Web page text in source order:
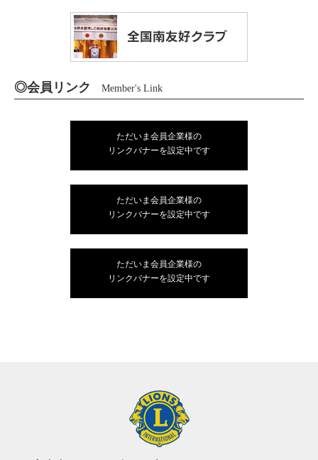
◎会員リンク Member's Link
ただいま会員企業様の
リンクバナーを設定中です
ただいま会員企業様の
リンクバナーを設定中です
ただいま会員企業様の
リンクバナーを設定中です